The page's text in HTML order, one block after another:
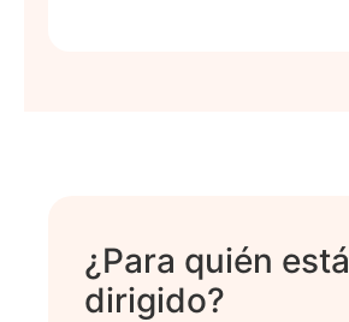
¿Para quién está
dirigido?